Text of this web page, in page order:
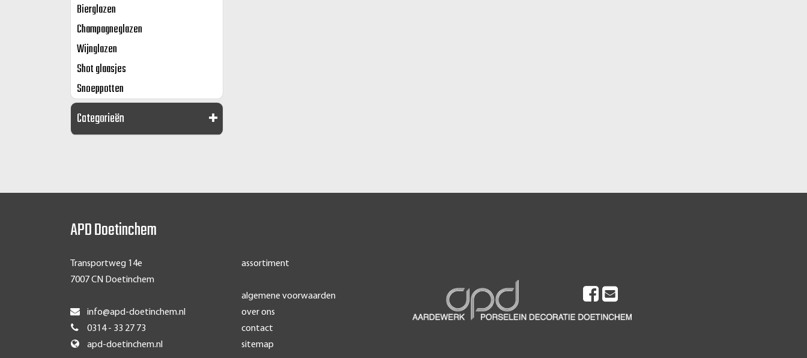
Bierglazen
Champagneglazen
Wijnglazen
Shot glaasjes
Snoeppotten
Categorieën
APD Doetinchem
Transportweg 14e
7007 CN Doetinchem
info@apd-doetinchem.nl
0314 - 33 27 73
apd-doetinchem.nl
assortiment
algemene voorwaarden
over ons
contact
sitemap